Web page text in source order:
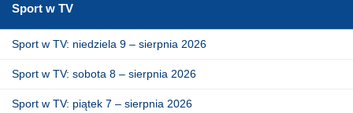
Sport w TV
Sport w TV: niedziela 9 – sierpnia 2026
Sport w TV: sobota 8 – sierpnia 2026
Sport w TV: piątek 7 – sierpnia 2026